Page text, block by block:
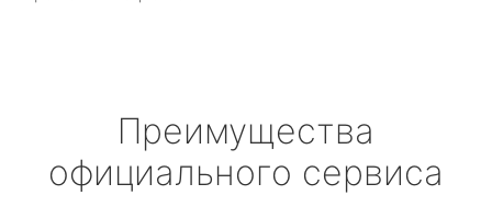
Преимущества
официального сервиса